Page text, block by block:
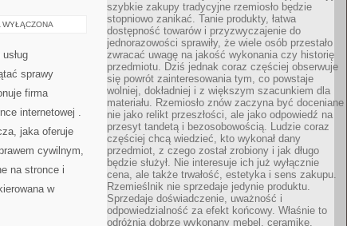
WYŁĄCZONA
sprawy
firma
internetowej .
jaka oferuje
cywilnym,
na stronce i
w
szybkie zakupy tradycyjne rzemiosło będzie
stopniowo zanikać. Tanie produkty, łatwa
dostępność towarów i przyzwyczajenie do
jednorazowości sprawiły, że wiele osób przestało
zwracać uwagę na jakość wykonania czy historię
przedmiotu. Dziś jednak coraz częściej obserwuje
się powrót zainteresowania tym, co powstaje
wolniej, dokładniej i z większym szacunkiem dla
materiału. Rzemiosło znów zaczyna być doceniane
nie jako relikt przeszłości, ale jako odpowiedź na
przesyt tandetą i bezosobowością. Ludzie coraz
częściej chcą wiedzieć, kto wykonał dany
przedmiot, z czego został zrobiony i jak długo
będzie służył. Nie interesuje ich już wyłącznie
cena, ale także trwałość, estetyka i sens zakupu.
Rzemieślnik nie sprzedaje jedynie produktu.
Sprzedaje doświadczenie, uważność i
odpowiedzialność za efekt końcowy. Właśnie to
odróżnia dobrze wykonany mebel, ceramikę,